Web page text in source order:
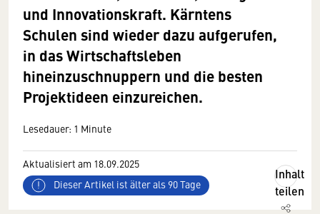
und Innovationskraft. Kärntens
Schulen sind wieder dazu aufgerufen,
in das Wirtschaftsleben
hineinzuschnuppern und die besten
Projektideen einzureichen.
Lesedauer: 1 Minute
Aktualisiert am 18.09.2025
Dieser Artikel ist älter als 90 Tage
Inhalt
teilen